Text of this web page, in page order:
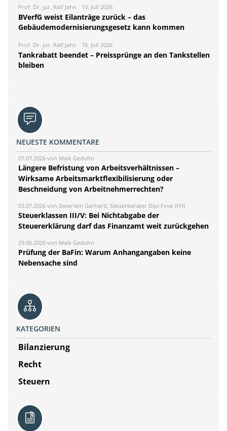
Prof. Dr. jur. Ralf Jahn 10. Juli 2026
BVerfG weist Eilanträge zurück – das
Gebäudemodernisierungsgesetz kann kommen
Prof. Dr. jur. Ralf Jahn 10. Juli 2026
Tankrabatt beendet – Preissprünge an den Tankstellen
bleiben
NEUESTE KOMMENTARE
07.07.2026 von Maik Geduhn
Längere Befristung von Arbeitsverhältnissen –
Wirksame Arbeitsmarktflexibilisierung oder
Beschneidung von Arbeitnehmerrechten?
03.07.2026 von Zwierlein Gerhard, Steuerberater Dipl.Finw (FH)
Steuerklassen III/V: Bei Nichtabgabe der
Steuererklärung darf das Finanzamt weit zurückgehen
29.06.2026 von Maik Geduhn
Prüfung der BaFin: Warum Anhangangaben keine
Nebensache sind
KATEGORIEN
Bilanzierung
Recht
Steuern